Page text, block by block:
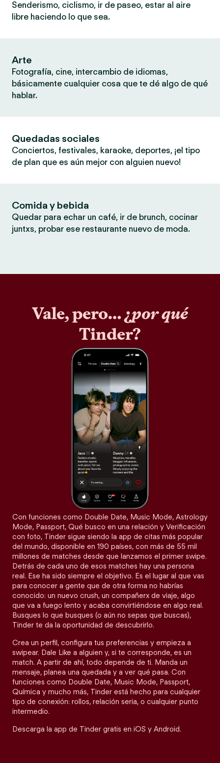
Senderismo, ciclismo, ir de paseo, estar al aire
libre haciendo lo que sea.
Arte
Fotografía, cine, intercambio de idiomas,
básicamente cualquier cosa que te dé algo de qué
hablar.
Quedadas sociales
Conciertos, festivales, karaoke, deportes, ¡el tipo
de plan que es aún mejor con alguien nuevo!
Comida y bebida
Quedar para echar un café, ir de brunch, cocinar
juntxs, probar ese restaurante nuevo de moda.
Vale, pero… ¿por qué
Tinder?
Con funciones como Double Date, Music Mode, Astrology
Mode, Passport, Qué busco en una relación y Verificación
con foto, Tinder sigue siendo la app de citas más popular
del mundo, disponible en 190 países, con más de 55 mil
millones de matches desde que lanzamos el primer swipe.
Detrás de cada uno de esos matches hay una persona
real. Ese ha sido siempre el objetivo. Es el lugar al que vas
para conocer a gente que de otra forma no habrías
conocido: un nuevo crush, un compañerx de viaje, algo
que va a fuego lento y acaba convirtiéndose en algo real.
Busques lo que busques (o aún no sepas que buscas),
Tinder te da la oportunidad de descubrirlo.
Crea un perfil, configura tus preferencias y empieza a
swipear. Dale Like a alguien y, si te corresponde, es un
match. A partir de ahí, todo depende de ti. Manda un
mensaje, planea una quedada y a ver qué pasa. Con
funciones como Double Date, Music Mode, Passport,
Química y mucho más, Tinder está hecho para cualquier
tipo de conexión: rollos, relación seria, o cualquier punto
intermedio.
Descarga la app de Tinder gratis en iOS y Android.